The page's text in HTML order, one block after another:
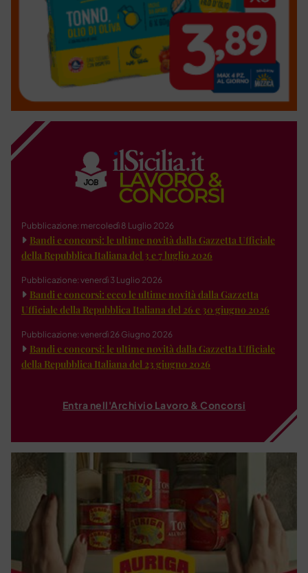
Pubblicazione: mercoledì 8 Luglio 2026
Bandi e concorsi: le ultime novità dalla Gazzetta Ufficiale
della Repubblica Italiana del 3 e 7 luglio 2026
Pubblicazione: venerdì 3 Luglio 2026
Bandi e concorsi: ecco le ultime novità dalla Gazzetta
Ufficiale della Repubblica Italiana del 26 e 30 giugno 2026
Pubblicazione: venerdì 26 Giugno 2026
Bandi e concorsi: le ultime novità dalla Gazzetta Ufficiale
della Repubblica Italiana del 23 giugno 2026
Entra nell'Archivio Lavoro & Concorsi